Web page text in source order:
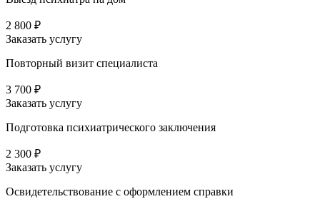
2 800 ₽
Заказать услугу
Повторный визит специалиста
3 700 ₽
Заказать услугу
Подготовка психиатрического заключения
2 300 ₽
Заказать услугу
Освидетельствование с оформлением справки